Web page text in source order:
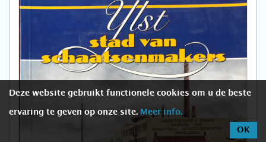
Deze website gebruikt functionele cookies om u de beste
ervaring te geven op onze site. Meer info.
OK